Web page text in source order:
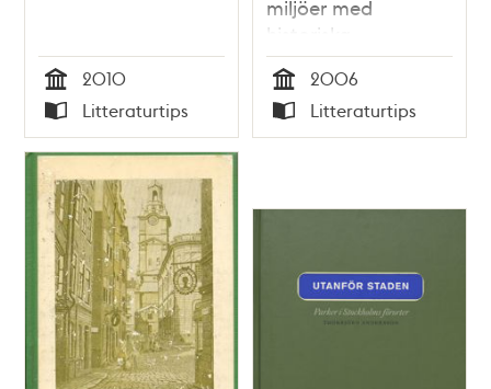
Tid
2010
Typ
Litteraturtips
miljöer med
historiska
sevärdheter. Södra
delen / Svante
Björkum
Tid
2006
Typ
Litteraturtips